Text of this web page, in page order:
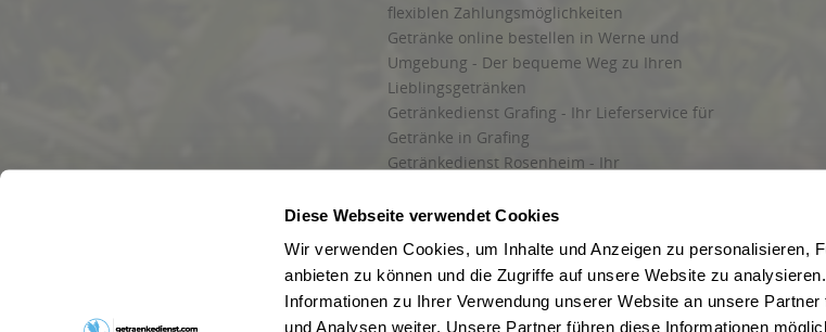
Diese Webseite verwendet Cookies
Wir verwenden Cookies, um Inhalte und Anzeigen zu personalisieren,
anbieten zu können und die Zugriffe auf unsere Website zu
Informationen zu Ihrer Verwendung unserer Website an unsere
und Analysen weiter. Unsere Partner führen diese Informationen
flexiblen Zahlungsmöglichkeiten
Getränke online bestellen in Werne und
Umgebung - Der bequeme Weg zu Ihren
Lieblingsgetränken
Getränkedienst Grafing - Ihr Lieferservice für
Getränke in Grafing
Getränkedienst Rosenheim - Ihr
und Umgebung
Liefergebiet
Lieferservice für Getränke
Wir liefern Getränke